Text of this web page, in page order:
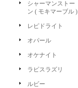
シャーマンストー
ン ( モキマーブル )
レピドライト
オパール
オケナイト
ラピスラズリ
ルビー